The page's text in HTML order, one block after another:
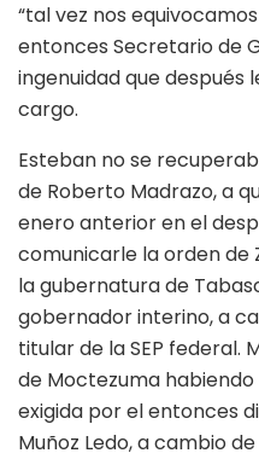
“tal vez nos
entonces Secretario de
ingenuidad que después
cargo.
Esteban no se
de Roberto Madrazo, a
enero anterior en el
comunicarle la orden de
la gubernatura de
gobernador interino, a
titular de la SEP federal.
de Moctezuma
exigida por el entonces
Muñoz Ledo, a cambio